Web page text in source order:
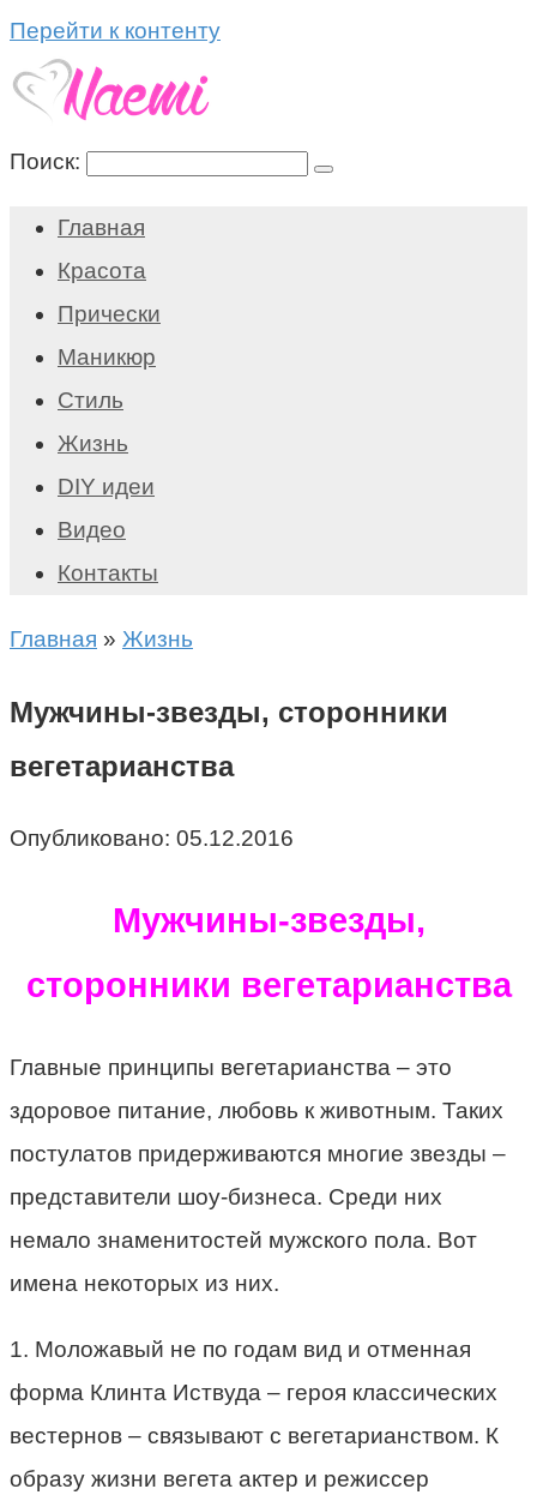
Перейти к контенту
Поиск:
Главная
Красота
Прически
Маникюр
Стиль
Жизнь
DIY идеи
Видео
Контакты
Главная » Жизнь
Мужчины-звезды, сторонники
вегетарианства
Опубликовано: 05.12.2016
Мужчины-звезды,
сторонники вегетарианства
Главные принципы вегетарианства – это
здоровое питание, любовь к животным. Таких
постулатов придерживаются многие звезды –
представители шоу-бизнеса. Среди них
немало знаменитостей мужского пола. Вот
имена некоторых из них.
1. Моложавый не по годам вид и отменная
форма Клинта Иствуда – героя классических
вестернов – связывают с вегетарианством. К
образу жизни вегета актер и режиссер